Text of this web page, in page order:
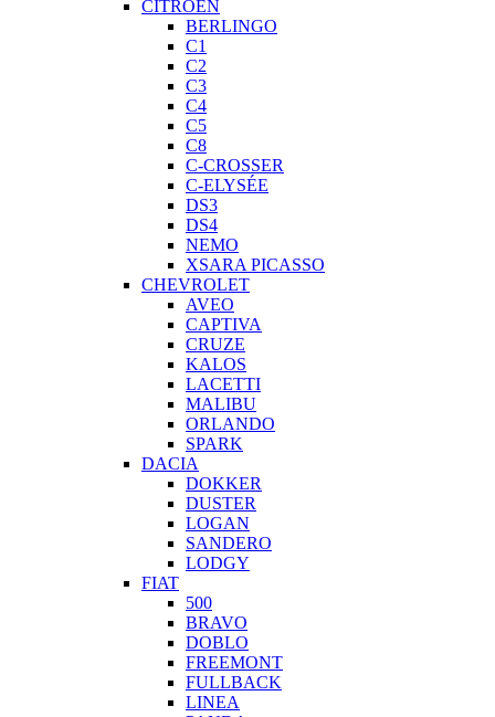
CITROEN
BERLINGO
C1
C2
C3
C4
C5
C8
C-CROSSER
C-ELYSÉE
DS3
DS4
NEMO
XSARA PICASSO
CHEVROLET
AVEO
CAPTIVA
CRUZE
KALOS
LACETTI
MALIBU
ORLANDO
SPARK
DACIA
DOKKER
DUSTER
LOGAN
SANDERO
LODGY
FIAT
500
BRAVO
DOBLO
FREEMONT
FULLBACK
LINEA